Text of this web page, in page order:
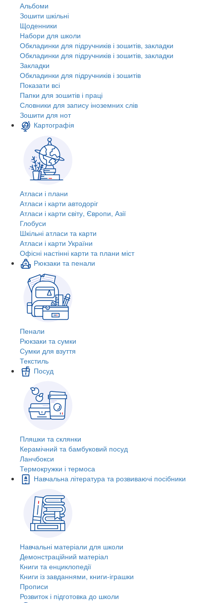
Альбоми
Зошити шкільні
Щоденники
Набори для школи
Обкладинки для підручників і зошитів, закладки
Обкладинки для підручників і зошитів, закладки
Закладки
Обкладинки для підручників і зошитів
Показати всі
Папки для зошитів і праці
Словники для запису іноземних слів
Зошити для нот
Картографія
Атласи і плани
Атласи і карти автодоріг
Атласи і карти світу, Європи, Азії
Глобуси
Шкільні атласи та карти
Атласи і карти України
Офісні настінні карти та плани міст
Рюкзаки та пенали
Пенали
Рюкзаки та сумки
Сумки для взуття
Текстиль
Посуд
Пляшки та склянки
Керамічний та бамбуковий посуд
Ланчбокси
Термокружки і термоса
Навчальна література та розвиваючі посібники
Навчальні матеріали для школи
Демонстраційний матеріал
Книги та енциклопедії
Книги із завданнями, книги-іграшки
Прописи
Розвиток і підготовка до школи